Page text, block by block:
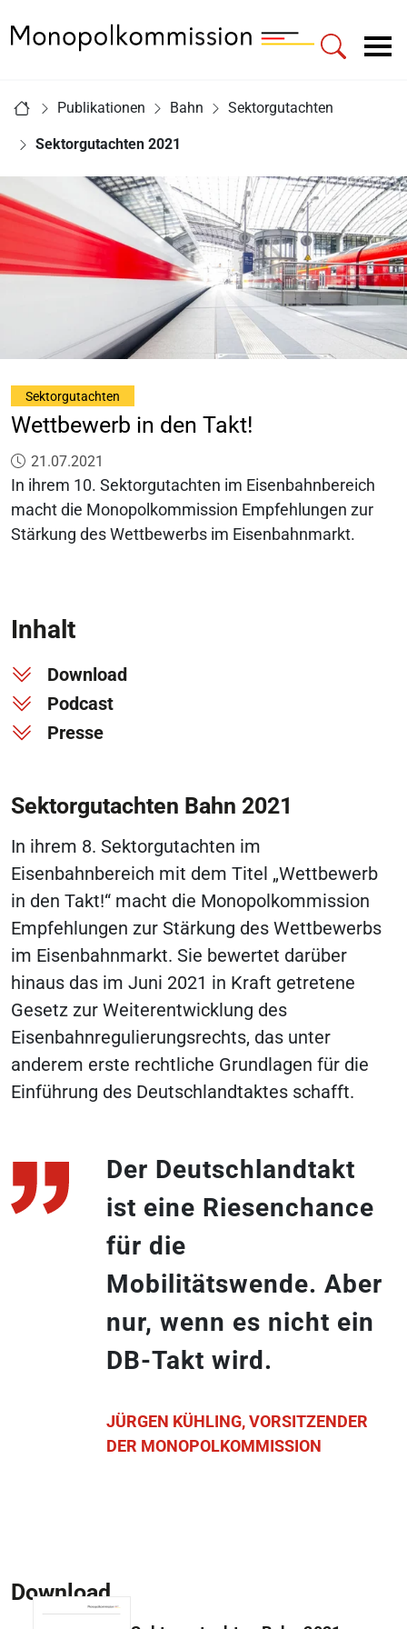
Publikationen Bahn Sektorgutachten
Sektorgutachten 2021
Wettbewerb in den Takt!
Veröffentlicht am:
21.07.2021
Sektorgutachten
In ihrem 10. Sektorgutachten im Eisenbahnbereich
macht die Monopolkommission Empfehlungen zur
Stärkung des Wettbewerbs im Eisenbahnmarkt.
Inhalt
Download
Podcast
Presse
Sektorgutachten Bahn 2021
In ihrem 8. Sektorgutachten im
Eisenbahnbereich mit dem Titel „Wettbewerb
in den Takt!“ macht die Monopolkommission
Empfehlungen zur Stärkung des Wettbewerbs
im Eisenbahnmarkt. Sie bewertet darüber
hinaus das im Juni 2021 in Kraft getretene
Gesetz zur Weiterentwicklung des
Eisenbahnregulierungsrechts, das unter
anderem erste rechtliche Grundlagen für die
Einführung des Deutschlandtaktes schafft.
Der Deutschlandtakt
ist eine Riesenchance
für die
Mobilitätswende. Aber
nur, wenn es nicht ein
DB-Takt wird.
JÜRGEN KÜHLING, VORSITZENDER
DER MONOPOLKOMMISSION
Download